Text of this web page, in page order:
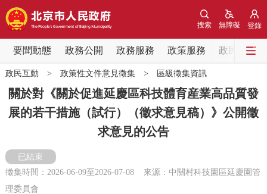
登錄
無障礙
搜索
要聞動態 政務公開 政務服務 政策服務 政民互動
要聞動態
黨中央精神 國務院資訊 中央部委動態
北京要聞 會議資訊 部門動態
各區熱點
政務公開
政民互動 > 政策性文件意見徵集> 區級徵集資訊
關於對《關於促進延慶區科技體育産業高品質發
展的若干措施（試行）（徵求意見稿）》公開徵
求意見的公告
已結束
徵集時間： 2026-06-09至 2026-07-08
來源：中關村科技園區延慶園管
理委員會